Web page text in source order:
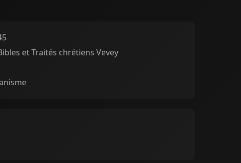
et Traités chrétiens Vevey